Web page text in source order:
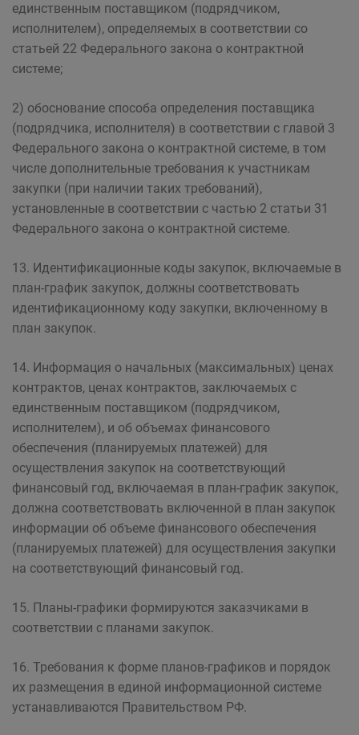
единственным поставщиком (подрядчиком,
исполнителем), определяемых в соответствии со
статьей 22 Федерального закона о контрактной
системе;
2) обоснование способа определения поставщика
(подрядчика, исполнителя) в соответствии с главой 3
Федерального закона о контрактной системе, в том
числе дополнительные требования к участникам
закупки (при наличии таких требований),
установленные в соответствии с частью 2 статьи 31
Федерального закона о контрактной системе.
13. Идентификационные коды закупок, включаемые в
план-график закупок, должны соответствовать
идентификационному коду закупки, включенному в
план закупок.
14. Информация о начальных (максимальных) ценах
контрактов, ценах контрактов, заключаемых с
единственным поставщиком (подрядчиком,
исполнителем), и об объемах финансового
обеспечения (планируемых платежей) для
осуществления закупок на соответствующий
финансовый год, включаемая в план-график закупок,
должна соответствовать включенной в план закупок
информации об объеме финансового обеспечения
(планируемых платежей) для осуществления закупки
на соответствующий финансовый год.
15. Планы-графики формируются заказчиками в
соответствии с планами закупок.
16. Требования к форме планов-графиков и порядок
их размещения в единой информационной системе
устанавливаются Правительством РФ.